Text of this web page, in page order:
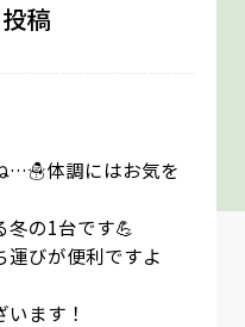
稿
…☃体調にはお気を
冬の1台です💪
運びが便利ですよ
ます！